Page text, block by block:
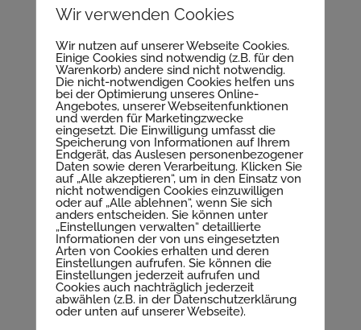
Wachstum und Transformation Gruppe Wera
Nägler
Kommentar absenden
Wir verwenden Cookies
Wir nutzen auf unserer Webseite Cookies.
Einige Cookies sind notwendig (z.B. für den
Warenkorb) andere sind nicht notwendig.
Die nicht-notwendigen Cookies helfen uns
bei der Optimierung unseres Online-
Angebotes, unserer Webseitenfunktionen
und werden für Marketingzwecke
eingesetzt. Die Einwilligung umfasst die
Speicherung von Informationen auf Ihrem
Endgerät, das Auslesen personenbezogener
Daten sowie deren Verarbeitung. Klicken Sie
auf „Alle akzeptieren“, um in den Einsatz von
nicht notwendigen Cookies einzuwilligen
oder auf „Alle ablehnen“, wenn Sie sich
anders entscheiden. Sie können unter
„Einstellungen verwalten“ detaillierte
Informationen der von uns eingesetzten
Arten von Cookies erhalten und deren
Einstellungen aufrufen. Sie können die
Einstellungen jederzeit aufrufen und
Cookies auch nachträglich jederzeit
abwählen (z.B. in der Datenschutzerklärung
oder unten auf unserer Webseite).